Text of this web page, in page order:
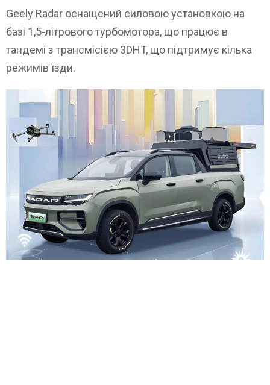
Geely Radar оснащений силовою установкою на
базі 1,5-літрового турбомотора, що працює в
тандемі з трансмісією 3DHT, що підтримує кілька
режимів їзди.